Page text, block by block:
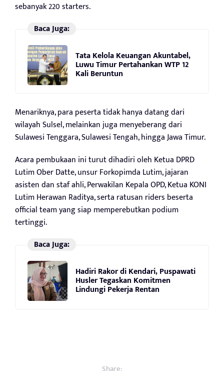
sebanyak 220 starters.
Baca Juga:
Tata Kelola Keuangan Akuntabel,
Luwu Timur Pertahankan WTP 12
Kali Beruntun
Menariknya, para peserta tidak hanya datang dari
wilayah Sulsel, melainkan juga menyeberang dari
Sulawesi Tenggara, Sulawesi Tengah, hingga Jawa Timur.
Acara pembukaan ini turut dihadiri oleh Ketua DPRD
Lutim Ober Datte, unsur Forkopimda Lutim, jajaran
asisten dan staf ahli, Perwakilan Kepala OPD, Ketua KONI
Lutim Herawan Raditya, serta ratusan riders beserta
official team yang siap memperebutkan podium
tertinggi.
Baca Juga:
Hadiri Rakor di Kendari, Puspawati
Husler Tegaskan Komitmen
Lindungi Pekerja Rentan